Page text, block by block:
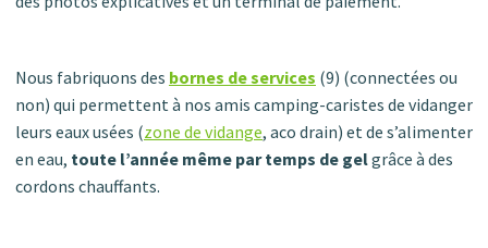
Nous fabriquons des bornes de services (9) (connectées ou
non) qui permettent à nos amis camping-caristes de vidanger
leurs eaux usées (zone de vidange, aco drain) et de s’alimenter
en eau, toute l’année même par temps de gelgrâce à des
cordons chauffants.